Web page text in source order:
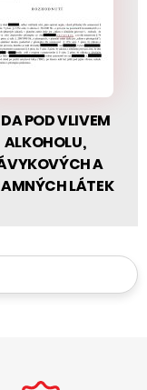
POD VLIVEM
ALKOHOLU,
A
LÁTEK